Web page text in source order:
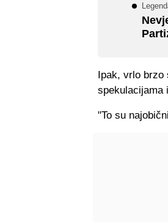
Ipak, vrlo brzo
spekulacijama
"To su